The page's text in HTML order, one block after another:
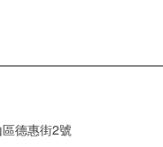
德惠街2號